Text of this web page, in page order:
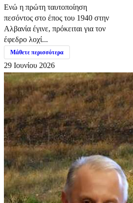
Ενώ η πρώτη ταυτοποίηση
πεσόντος στο έπος του 1940 στην
Αλβανία έγινε, πρόκειται για τον
έφεδρο λοχί...
Μάθετε περισσότερα
29 Ιουνίου 2026